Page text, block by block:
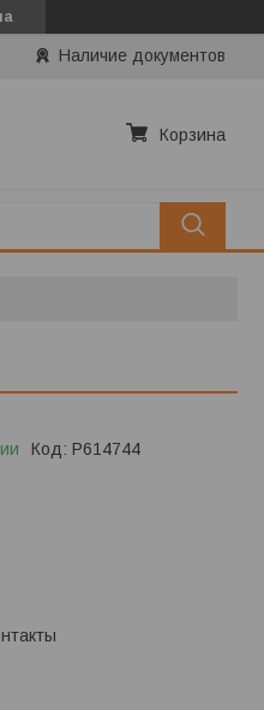
Наличие документов
Корзина
Код: P614744